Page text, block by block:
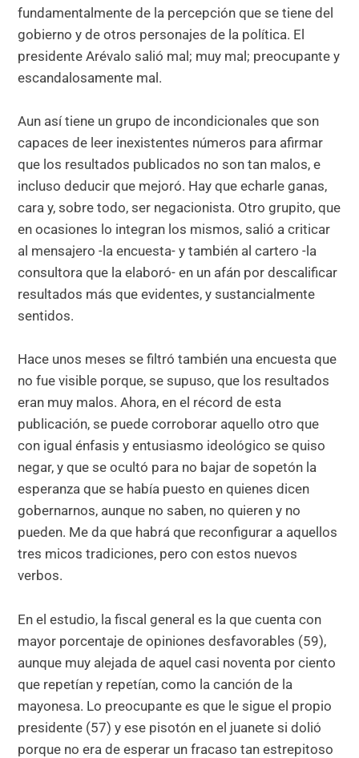
fundamentalmente de la percepción que se tiene del
gobierno y de otros personajes de la política. El
presidente Arévalo salió mal; muy mal; preocupante y
escandalosamente mal.
Aun así tiene un grupo de incondicionales que son
capaces de leer inexistentes números para afirmar
que los resultados publicados no son tan malos, e
incluso deducir que mejoró. Hay que echarle ganas,
cara y, sobre todo, ser negacionista. Otro grupito, que
en ocasiones lo integran los mismos, salió a criticar
al mensajero -la encuesta- y también al cartero -la
consultora que la elaboró- en un afán por descalificar
resultados más que evidentes, y sustancialmente
sentidos.
Hace unos meses se filtró también una encuesta que
no fue visible porque, se supuso, que los resultados
eran muy malos. Ahora, en el récord de esta
publicación, se puede corroborar aquello otro que
con igual énfasis y entusiasmo ideológico se quiso
negar, y que se ocultó para no bajar de sopetón la
esperanza que se había puesto en quienes dicen
gobernarnos, aunque no saben, no quieren y no
pueden. Me da que habrá que reconfigurar a aquellos
tres micos tradiciones, pero con estos nuevos
verbos.
En el estudio, la fiscal general es la que cuenta con
mayor porcentaje de opiniones desfavorables (59),
aunque muy alejada de aquel casi noventa por ciento
que repetían y repetían, como la canción de la
mayonesa. Lo preocupante es que le sigue el propio
presidente (57) y ese pisotón en el juanete si dolió
porque no era de esperar un fracaso tan estrepitoso